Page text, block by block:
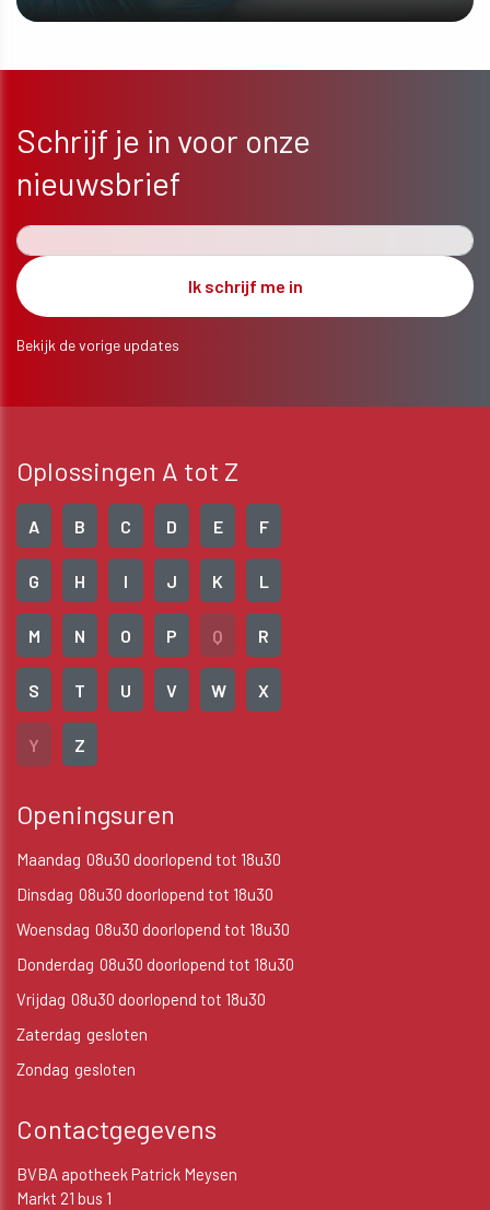
Schrijf je in voor onze
nieuwsbrief
Bekijk de vorige updates
Oplossingen A tot Z
A B C D E F
G H I J K L
M N O P Q R
S T U V W X
Y Z
Openingsuren
Maandag 08u30 doorlopend tot 18u30
Dinsdag 08u30 doorlopend tot 18u30
Woensdag 08u30 doorlopend tot 18u30
Donderdag 08u30 doorlopend tot 18u30
Vrijdag 08u30 doorlopend tot 18u30
Zaterdag gesloten
Zondag gesloten
Contactgegevens
BVBA apotheek Patrick Meysen
Markt 21 bus 1